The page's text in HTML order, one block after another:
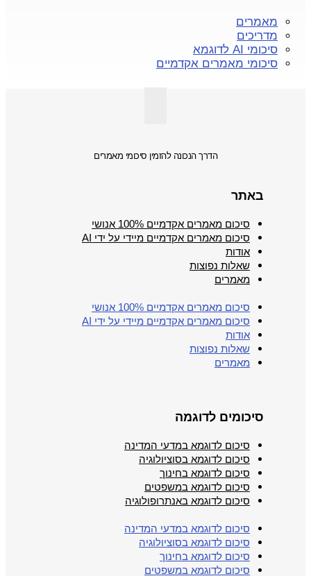
מאמרים
מדריכים
סיכומי AI לדוגמא
סיכומי מאמרים אקדמיים
הדרך הנכונה להזמין סיכומי מאמרים
באתר
סיכום מאמרים אקדמיים 100% אנושי
סיכום מאמרים אקדמיים מיידי על ידי AI
אודות
שאלות נפוצות
מאמרים
סיכום מאמרים אקדמיים 100% אנושי
סיכום מאמרים אקדמיים מיידי על ידי AI
אודות
שאלות נפוצות
מאמרים
סיכומים לדוגמה
סיכום לדוגמא במדעי המדינה
סיכום לדוגמא בסוציולוגיה
סיכום לדוגמא בחינוך
סיכום לדוגמא במשפטים
סיכום לדוגמא באנתרופולוגיה
סיכום לדוגמא במדעי המדינה
סיכום לדוגמא בסוציולוגיה
סיכום לדוגמא בחינוך
סיכום לדוגמא במשפטים